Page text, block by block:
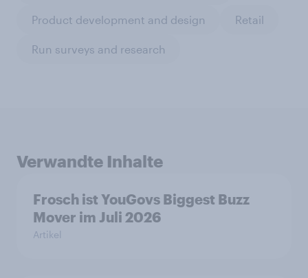
Product development and design Retail
Run surveys and research
Verwandte Inhalte
Frosch ist YouGovs Biggest Buzz
Mover im Juli 2026
Artikel